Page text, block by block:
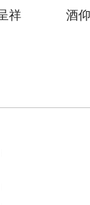
酒仰·大圣封坛